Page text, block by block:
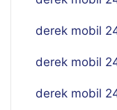
derek mobil
derek mobil
derek mobil